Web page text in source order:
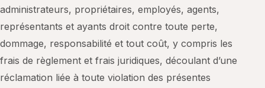
administrateurs, propriétaires, employés, agents,
représentants et ayants droit contre toute perte,
dommage, responsabilité et tout coût, y compris les
frais de règlement et frais juridiques, découlant d’une
réclamation liée à toute violation des présentes